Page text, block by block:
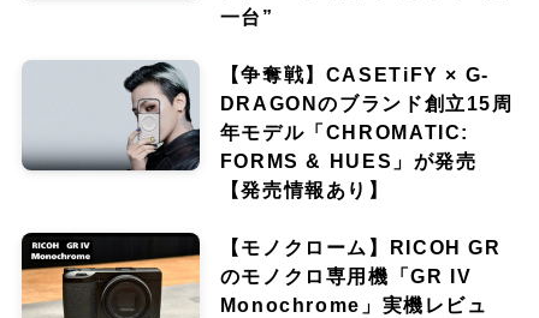
一台”
【争奪戦】CASETiFY × G-
DRAGONのブランド創立15周
年モデル「CHROMATIC:
FORMS & HUES」が発売
【発売情報あり】
【モノクローム】RICOH GR
のモノクロ専用機「GR IV
Monochrome」実機レビュ